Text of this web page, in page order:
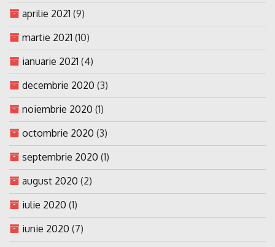
aprilie 2021 (9)
martie 2021 (10)
ianuarie 2021 (4)
decembrie 2020 (3)
noiembrie 2020 (1)
octombrie 2020 (3)
septembrie 2020 (1)
august 2020 (2)
iulie 2020 (1)
iunie 2020 (7)